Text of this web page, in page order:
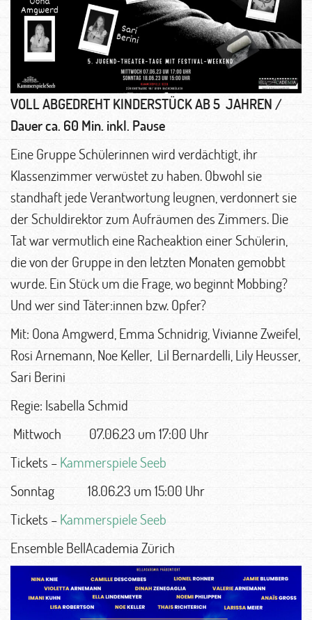
VOLL ABGEDREHTKINDERSTÜCK AB 5 JAHREN /
Dauer ca. 60 Min. inkl. Pause
Eine Gruppe Schülerinnen wird verdächtigt, ihr
Klassenzimmer verwüstet zu haben. Obwohl sie
standhaft jede Verantwortung leugnen, verdonnert sie
der Schuldirektor zum Aufräumen des Zimmers. Die
Tat war vermutlich eine Racheaktion einer Schülerin,
die von der Gruppe in den letzten Monaten gemobbt
wurde. Ein Stück um die Frage, wo beginnt Mobbing?
Und wer sind Täter:innen bzw. Opfer?
Mit: Oona Amgwerd, Emma Schnidrig, Vivianne Zweifel,
Rosi Arnemann, Noe Keller, Lil Bernardelli, Lily Heusser,
Sari Berini
Regie: Isabella Schmid
Mittwoch 07.06.23 um 17:00 Uhr
Tickets –Kammerspiele Seeb
Sonntag 18.06.23 um 15:00 Uhr
Tickets –Kammerspiele Seeb
Ensemble BellAcademia Zürich